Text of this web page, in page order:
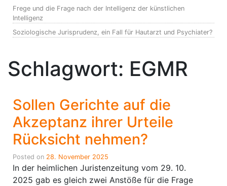
Frege und die Frage nach der Intelligenz der künstlichen
Intelligenz
Soziologische Jurisprudenz, ein Fall für Hautarzt und Psychiater?
Schlagwort: EGMR
Sollen Gerichte auf die
Akzeptanz ihrer Urteile
Rücksicht nehmen?
Posted on 28. November 2025
In der heimlichen Juristenzeitung vom 29. 10.
2025 gab es gleich zwei Anstöße für die Frage